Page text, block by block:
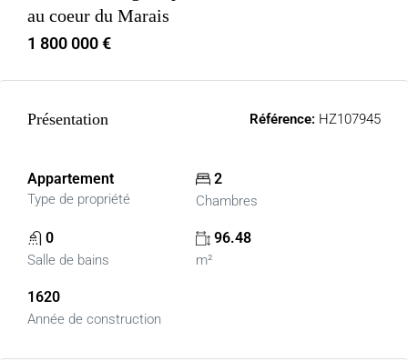
au coeur du Marais
1 800 000 €
Présentation Référence: HZ107945
Appartement
Type de propriété
2
Chambres
0
Salle de bains
96.48
m²
1620
Année de construction